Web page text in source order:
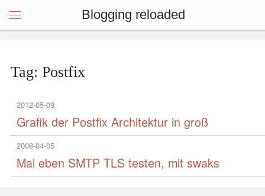
Blogging reloaded
Tag: Postfix
2012-05-09
Grafik der Postfix Architektur in groß
2008-04-05
Mal eben SMTP TLS testen, mit swaks